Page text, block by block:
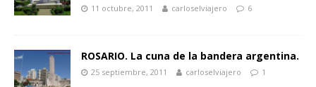
11 octubre, 2011 carloselviajero 6
ROSARIO. La cuna de la bandera argentina.
25 septiembre, 2011 carloselviajero 1